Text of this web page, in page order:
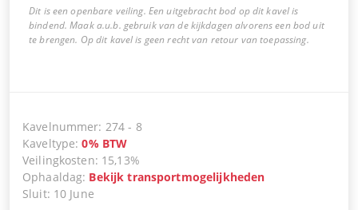
Dit is een openbare veiling. Een uitgebracht bod op dit kavel is
bindend. Maak a.u.b. gebruik van de kijkdagen alvorens een bod uit
te brengen. Op dit kavel is geen recht van retour van toepassing.
Kavelnummer: 274 - 8
Kaveltype:0% BTW
Veilingkosten: 15,13%
Ophaaldag: Bekijk transportmogelijkheden
Sluit: 10 June